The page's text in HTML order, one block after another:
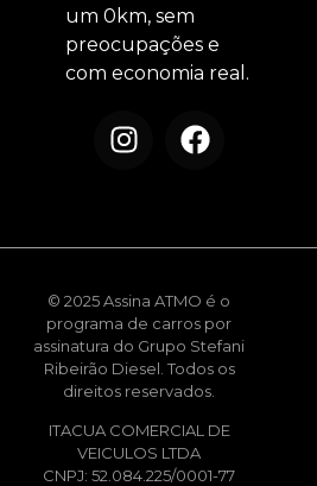
um 0km, sem
preocupações e
com economia real.
© 2025 Assina ATMO é o
programa de carros por
assinatura do Grupo Stefani
Ribeirão Diesel. Todos os
direitos reservados.
ITACUA COMERCIAL DE
VEICULOS LTDA
CNPJ: 52.084.225/0001-77